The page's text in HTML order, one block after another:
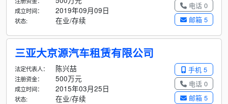
电话 0
邮箱 5
成立时间： 2019年09月09日
状态: 在业/存续
三亚大京源汽车租赁有限公司
手机 5
电话 0
邮箱 5
法定代表人： 陈兴喆
注册资金： 500万元
成立时间： 2015年03月25日
状态: 在业/存续